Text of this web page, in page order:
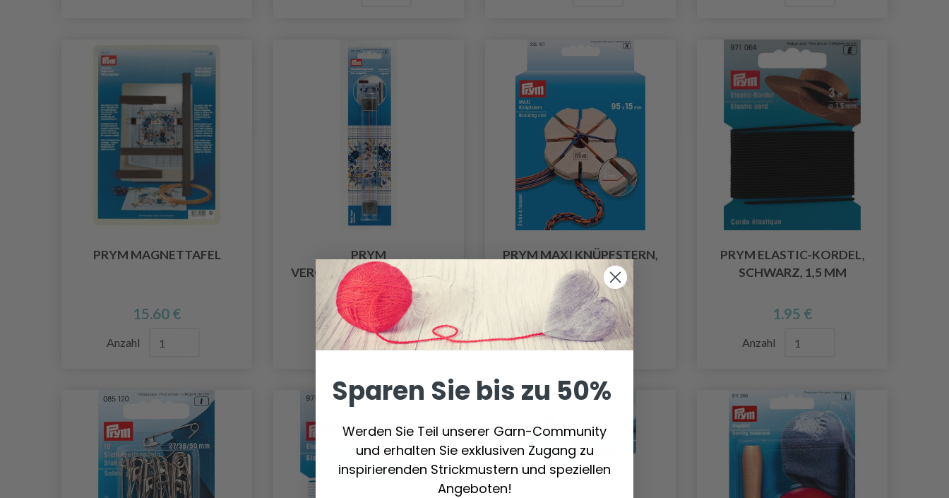
PRYM MAGNETTAFEL
15.60 €
Anzahl
PRYM
VERGRÖSSERUNGSLINEAL
8.65 €
Anzahl
PRYM MAXI KNÜPFSTERN,
HOLZ (95 MM)
10.45 €
Anzahl
PRYM ELASTIC-KORDEL,
SCHWARZ, 1,5 MM
1.95 €
Anzahl
Sparen Sie bis zu 50%
Werden Sie Teil unserer Garn-Community
und erhalten Sie exklusiven Zugang zu
inspirierenden Strickmustern und speziellen
Angeboten!